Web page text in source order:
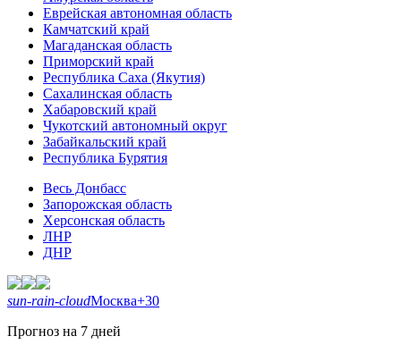
Еврейская автономная область
Камчатский край
Магаданская область
Приморский край
Республика Саха (Якутия)
Сахалинская область
Хабаровский край
Чукотский автономный округ
Забайкальский край
Республика Бурятия
Весь Донбасс
Запорожская область
Херсонская область
ЛНР
ДНР
sun-rain-cloudМосква+30
Прогноз на 7 дней